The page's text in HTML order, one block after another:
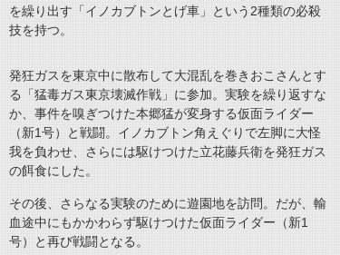
を繰り出す「イノカブトンとげ車」という2種類の必殺
技を持つ。
発狂ガスを東京中に散布して大混乱を巻きおこさんとす
る「猛毒ガス東京壊滅作戦」に参加。実験を繰り返すな
か、事件を嗅ぎつけた本郷猛が変身する仮面ライダー
（新1号）と戦闘。イノカブトン角えぐりで左脚に大怪
我を負わせ、さらには駆けつけた立花藤兵衛を発狂ガス
の餌食にした。
その後、さらなる実験のために遊園地を訪問。だが、輸
血途中にもかかわらず駆けつけた仮面ライダー（新1
号）と再び戦闘となる。